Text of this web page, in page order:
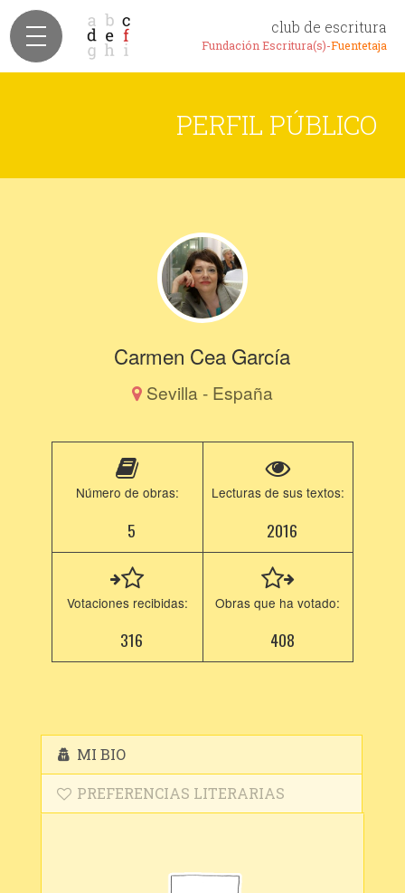
club de escritura
Fundación Escritura(s)-Fuentetaja
PERFIL PÚBLICO
Carmen Cea García
Sevilla - España
Número de obras:
5
Lecturas de sus textos:
2016
Votaciones recibidas:
316
Obras que ha votado:
408
MI BIO
PREFERENCIAS LITERARIAS